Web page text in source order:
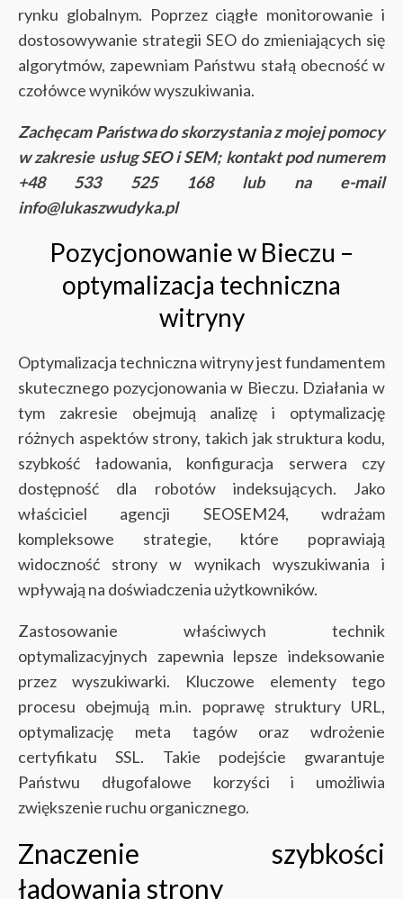
rynku globalnym. Poprzez ciągłe monitorowanie i
dostosowywanie strategii SEO do zmieniających się
algorytmów, zapewniam Państwu stałą obecność w
czołówce wyników wyszukiwania.
Zachęcam Państwa do skorzystania z mojej pomocy
w zakresie usług SEO i SEM; kontakt pod numerem
+48 533 525 168 lub na e-mail
info@lukaszwudyka.pl
Pozycjonowanie w Bieczu –
optymalizacja techniczna
witryny
Optymalizacja techniczna witryny jest fundamentem
skutecznego pozycjonowania w Bieczu. Działania w
tym zakresie obejmują analizę i optymalizację
różnych aspektów strony, takich jak struktura kodu,
szybkość ładowania, konfiguracja serwera czy
dostępność dla robotów indeksujących. Jako
właściciel agencji SEOSEM24, wdrażam
kompleksowe strategie, które poprawiają
widoczność strony w wynikach wyszukiwania i
wpływają na doświadczenia użytkowników.
Zastosowanie właściwych technik
optymalizacyjnych zapewnia lepsze indeksowanie
przez wyszukiwarki. Kluczowe elementy tego
procesu obejmują m.in. poprawę struktury URL,
optymalizację meta tagów oraz wdrożenie
certyfikatu SSL. Takie podejście gwarantuje
Państwu długofalowe korzyści i umożliwia
zwiększenie ruchu organicznego.
Znaczenie szybkości
ładowania strony